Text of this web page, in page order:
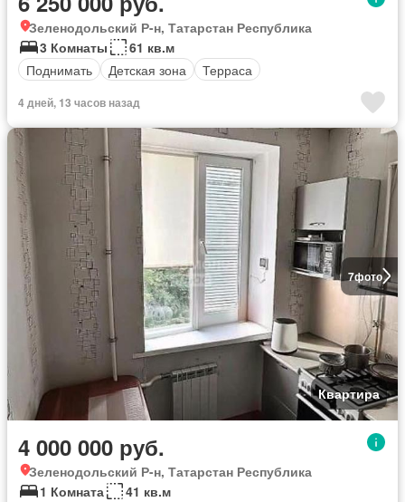
Зеленодольский Р-н, Татарстан Республика
3 Комнаты
61 кв.м
Поднимать
Детская зона Терраса
4 дней, 13 часов назад
7фото
Квартира
4 000 000 руб.
Зеленодольский Р-н, Татарстан Республика
1 Комната
41 кв.м